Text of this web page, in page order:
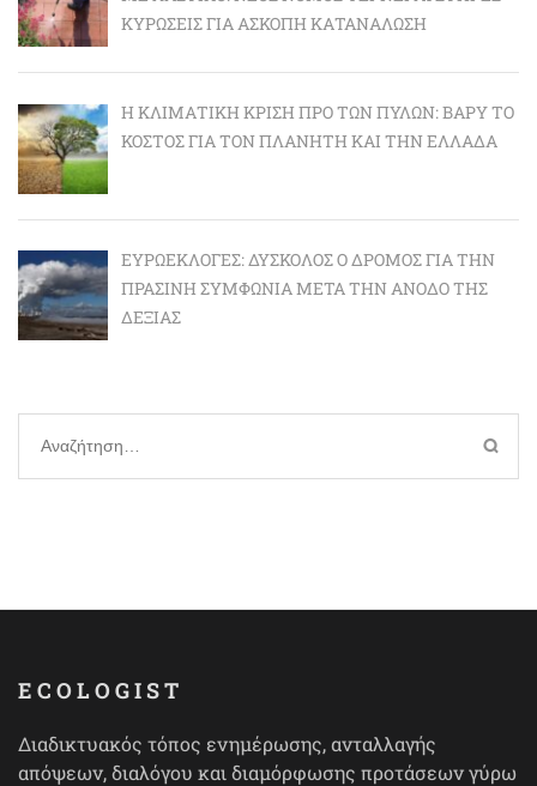
ΚΥΡΏΣΕΙΣ ΓΙΑ ΆΣΚΟΠΗ ΚΑΤΑΝΆΛΩΣΗ
Η ΚΛΙΜΑΤΙΚΉ ΚΡΊΣΗ ΠΡΟ ΤΩΝ ΠΥΛΏΝ: BΑΡΎ ΤΟ
ΚΌΣΤΟΣ ΓΙΑ ΤΟΝ ΠΛΑΝΉΤΗ ΚΑΙ ΤΗΝ ΕΛΛΆΔΑ
ΕΥΡΩΕΚΛΟΓΈΣ: ΔΎΣΚΟΛΟΣ Ο ΔΡΌΜΟΣ ΓΙΑ ΤΗΝ
ΠΡΆΣΙΝΗ ΣΥΜΦΩΝΊΑ ΜΕΤΆ ΤΗΝ ΆΝΟΔΟ ΤΗΣ
ΔΕΞΙΆΣ
Αναζήτηση
για:
ECOLOGIST
Διαδικτυακός τόπος ενημέρωσης, ανταλλαγής
απόψεων, διαλόγου και διαμόρφωσης προτάσεων γύρω